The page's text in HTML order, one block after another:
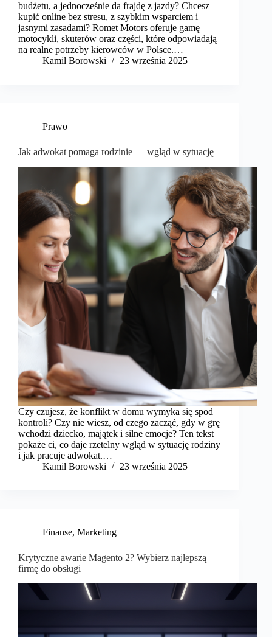
budżetu, a jednocześnie da frajdę z jazdy? Chcesz
kupić online bez stresu, z szybkim wsparciem i
jasnymi zasadami? Romet Motors oferuje gamę
motocykli, skuterów oraz części, które odpowiadają
na realne potrzeby kierowców w Polsce.…
Kamil Borowski
23 września 2025
Prawo
Jak adwokat pomaga rodzinie — wgląd w sytuację
Czy czujesz, że konflikt w domu wymyka się spod
kontroli? Czy nie wiesz, od czego zacząć, gdy w grę
wchodzi dziecko, majątek i silne emocje? Ten tekst
pokaże ci, co daje rzetelny wgląd w sytuację rodziny
i jak pracuje adwokat.…
Kamil Borowski
23 września 2025
Finanse, Marketing
Krytyczne awarie Magento 2? Wybierz najlepszą
firmę do obsługi